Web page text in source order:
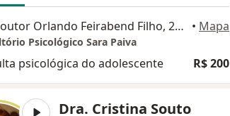
Rua Doutor Orlando Feirabend Filho, 230- sala 802, torre C, São José dos Campos • Mapa
Psicológico Sara Paiva
psicológica do adolescente R$ 200
Dra. Cristina Souto